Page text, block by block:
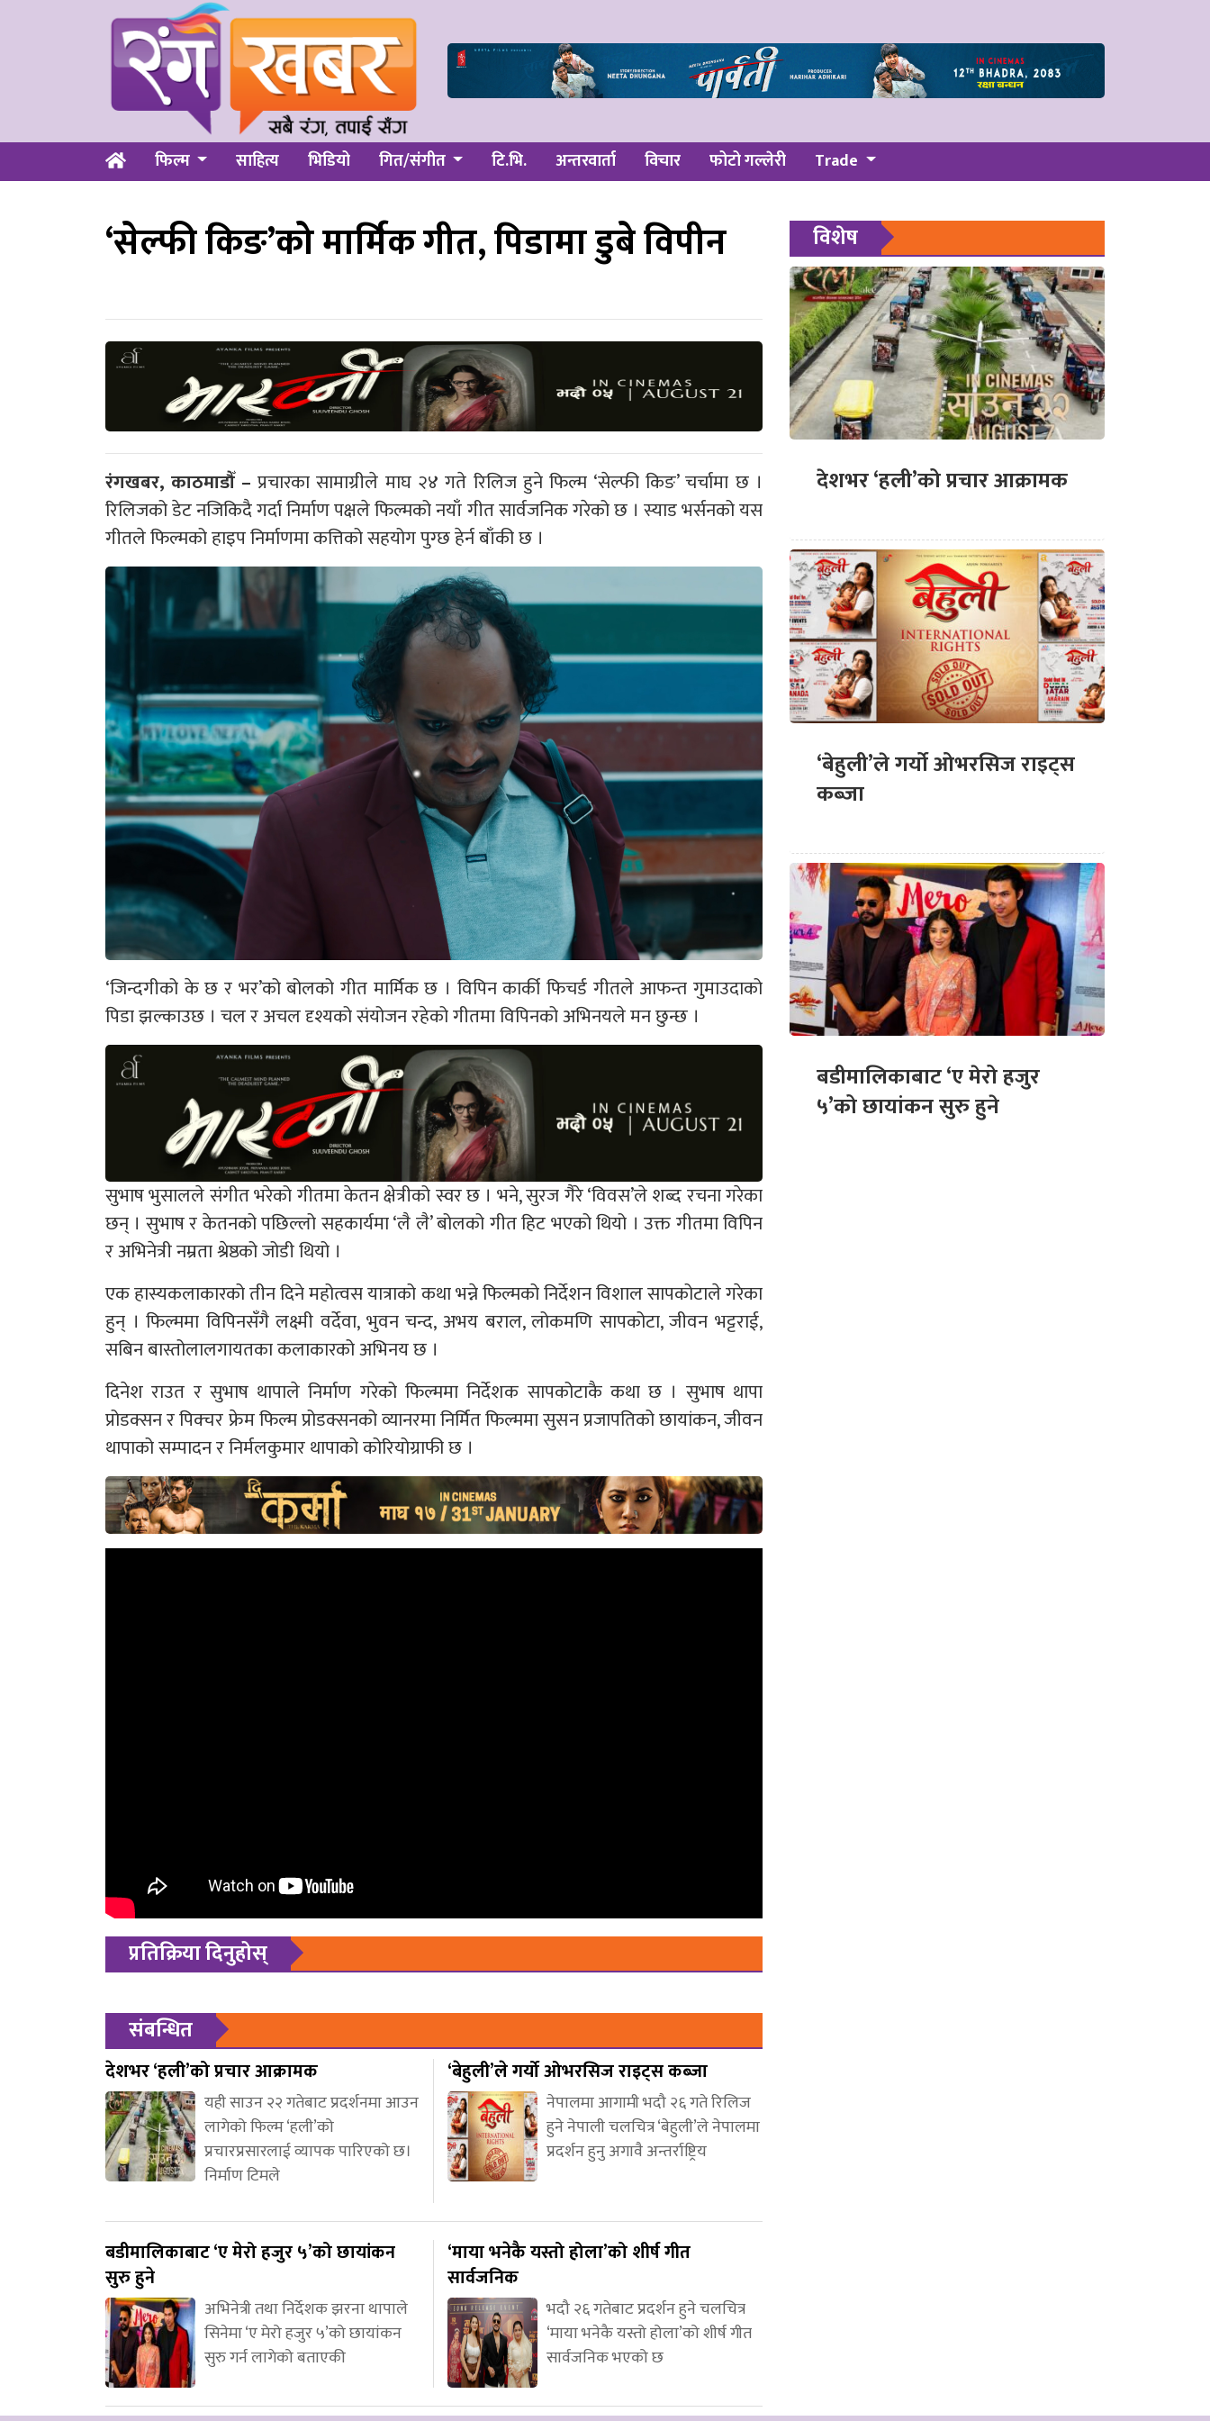
फिल्म साहित्य भिडियो गित/संगीत टि.भि. अन्तरवार्ता विचार फोटो गल्लेरी Trade
‘सेल्फी किङ’को मार्मिक गीत, पिडामा डुबे विपीन
रंगखबर, काठमाडौँ – प्रचारका सामाग्रीले माघ २४ गते रिलिज हुने फिल्म ‘सेल्फी किङ’ चर्चामा छ ।
रिलिजको डेट नजिकिदै गर्दा निर्माण पक्षले फिल्मको नयाँ गीत सार्वजनिक गरेको छ । स्याड भर्सनको यस
गीतले फिल्मको हाइप निर्माणमा कत्तिको सहयोग पुग्छ हेर्न बाँकी छ ।
‘जिन्दगीको के छ र भर’को बोलको गीत मार्मिक छ । विपिन कार्की फिचर्ड गीतले आफन्त गुमाउदाको
पिडा झल्काउछ । चल र अचल दृश्यको संयोजन रहेको गीतमा विपिनको अभिनयले मन छुन्छ ।
सुभाष भुसालले संगीत भरेको गीतमा केतन क्षेत्रीको स्वर छ । भने, सुरज गैरे ‘विवस’ले शब्द रचना गरेका
छन् । सुभाष र केतनको पछिल्लो सहकार्यमा ‘लै लै’ बोलको गीत हिट भएको थियो । उक्त गीतमा विपिन
र अभिनेत्री नम्रता श्रेष्ठको जोडी थियो ।
एक हास्यकलाकारको तीन दिने महोत्वस यात्राको कथा भन्ने फिल्मको निर्देशन विशाल सापकोटाले गरेका
हुन् । फिल्ममा विपिनसँगै लक्ष्मी वर्देवा, भुवन चन्द, अभय बराल, लोकमणि सापकोटा, जीवन भट्टराई,
सबिन बास्तोलालगायतका कलाकारको अभिनय छ ।
दिनेश राउत र सुभाष थापाले निर्माण गरेको फिल्ममा निर्देशक सापकोटाकै कथा छ । सुभाष थापा
प्रोडक्सन र पिक्चर फ्रेम फिल्म प्रोडक्सनको व्यानरमा निर्मित फिल्ममा सुसन प्रजापतिको छायांकन, जीवन
थापाको सम्पादन र निर्मलकुमार थापाको कोरियोग्राफी छ ।
प्रतिक्रिया दिनुहोस्
संबन्धित
देशभर ‘हली’को प्रचार आक्रामक
यही साउन २२ गतेबाट प्रदर्शनमा आउन
लागेको फिल्म ‘हली’को
प्रचारप्रसारलाई व्यापक पारिएको छ।
निर्माण टिमले
‘बेहुली’ले गर्यो ओभरसिज राइट्स कब्जा
नेपालमा आगामी भदौ २६ गते रिलिज
हुने नेपाली चलचित्र ‘बेहुली’ले नेपालमा
प्रदर्शन हुनु अगावै अन्तर्राष्ट्रिय
बडीमालिकाबाट ‘ए मेरो हजुर ५’को छायांकन
सुरु हुने
अभिनेत्री तथा निर्देशक झरना थापाले
सिनेमा ‘ए मेरो हजुर ५’को छायांकन
सुरु गर्न लागेको बताएकी
‘माया भनेकै यस्तो होला’को शीर्ष गीत
सार्वजनिक
भदौ २६ गतेबाट प्रदर्शन हुने चलचित्र
‘माया भनेकै यस्तो होला’को शीर्ष गीत
सार्वजनिक भएको छ
विशेष
देशभर ‘हली’को प्रचार आक्रामक
‘बेहुली’ले गर्यो ओभरसिज राइट्स
कब्जा
बडीमालिकाबाट ‘ए मेरो हजुर
५’को छायांकन सुरु हुने